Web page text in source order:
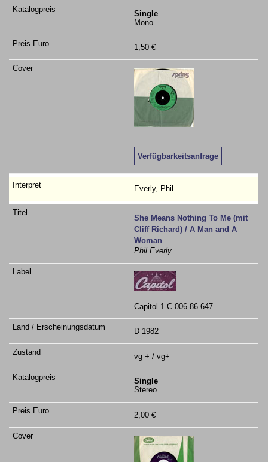
Single
Mono
1,50 €
Verfügbarkeitsanfrage
Everly, Phil
She Means Nothing To Me (mit
Cliff Richard) / A Man and A
Woman
Phil Everly
Capitol 1 C 006-86 647
D 1982
vg + / vg+
Single
Stereo
2,00 €